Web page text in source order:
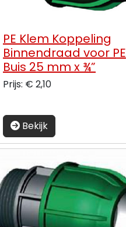
PE Klem Koppeling
Binnendraad voor PE
Buis 25 mm x ¾”
Prijs: € 2,10
Bekijk